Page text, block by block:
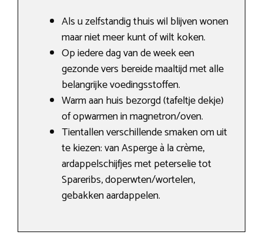
Als u zelfstandig thuis wil blijven wonen
maar niet meer kunt of wilt koken.
Op iedere dag van de week een
gezonde vers bereide maaltijd met alle
belangrijke voedingsstoffen.
Warm aan huis bezorgd (tafeltje dekje)
of opwarmen in magnetron/oven.
Tientallen verschillende smaken om uit
te kiezen: van Asperge à la crème,
ardappelschijfjes met peterselie tot
Spareribs, doperwten/wortelen,
gebakken aardappelen.